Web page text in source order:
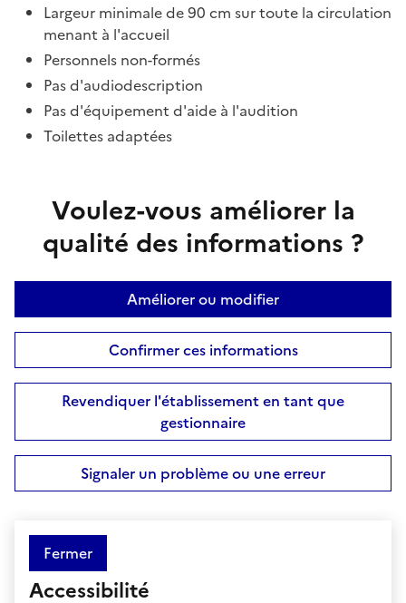
Largeur minimale de 90 cm sur toute la circulation
menant à l'accueil
Personnels non-formés
Pas d'audiodescription
Pas d'équipement d'aide à l'audition
Toilettes adaptées
Voulez-vous améliorer la
qualité des informations ?
Améliorer ou modifier
Confirmer ces informations
Revendiquer l'établissement en tant que
gestionnaire
Signaler un problème ou une erreur
Fermer
Accessibilité